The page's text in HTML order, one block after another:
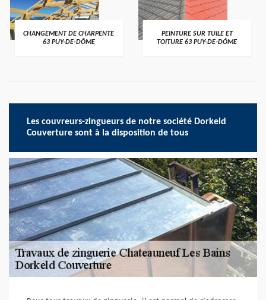
CHANGEMENT DE CHARPENTE
63 PUY-DE-DÔME
PEINTURE SUR TUILE ET
TOITURE 63 PUY-DE-DÔME
Les couvreurs-zingueurs de notre société Dorkeld
Couverture sont à la disposition de tous